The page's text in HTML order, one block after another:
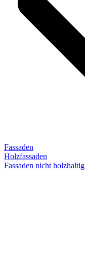
Fassaden
Holzfassaden
Fassaden nicht holzhaltig